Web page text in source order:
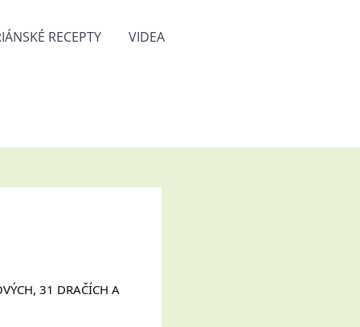
RECEPTY VIDEA
31 DRAČÍCH A